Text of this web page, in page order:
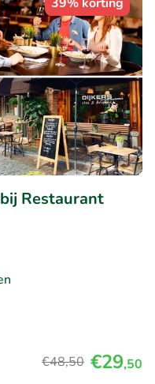
Restaurant
€48,50 €29,50